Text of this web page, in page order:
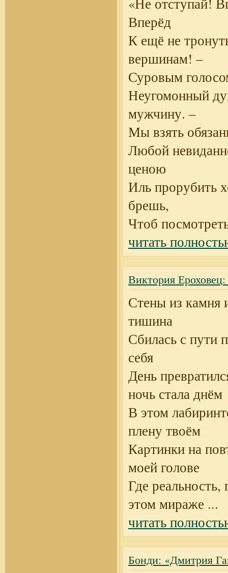
Вперёд
К ещё не
вершинам! –
Суровым
Неугомонный
мужчину. –
Мы взять
Любой
ценою
Иль прорубить
брешь,
Чтоб
читать
Виктория
Стены из камня
тишина
Сбилась с пути
себя
День
ночь стала днём
В этом
плену твоём
Картинки на
моей голове
Где реальность,
этом мираже ...
читать
Бонди: «Дмитрия